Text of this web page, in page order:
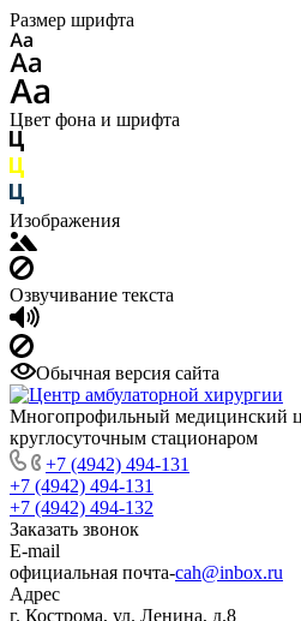
Размер шрифта
Цвет фона и шрифта
Изображения
Озвучивание текста
Обычная версия сайта
Многопрофильный медицинский
круглосуточным стационаром
+7 (4942) 494-131
+7 (4942) 494-131
+7 (4942) 494-132
Заказать звонок
E-mail
официальная почта-cah@inbox.ru
Адрес
г. Кострома, ул. Ленина, д.8